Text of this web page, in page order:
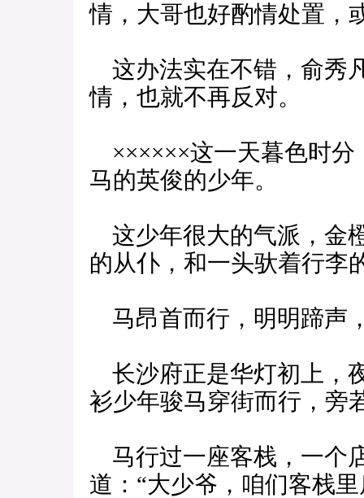
情，大哥也好酌情处置，
这办法实在不错，俞秀
情，也就不再反对。
××××××这一天暮色时分
马的英俊的少年。
这少年很大的气派，金
的从仆，和一头驮着行李
马昂首而行，明明蹄声
长沙府正是华灯初上，
衫少年骏马穿街而行，旁
马行过一座客栈，一个
道：“大少爷，咱们客栈